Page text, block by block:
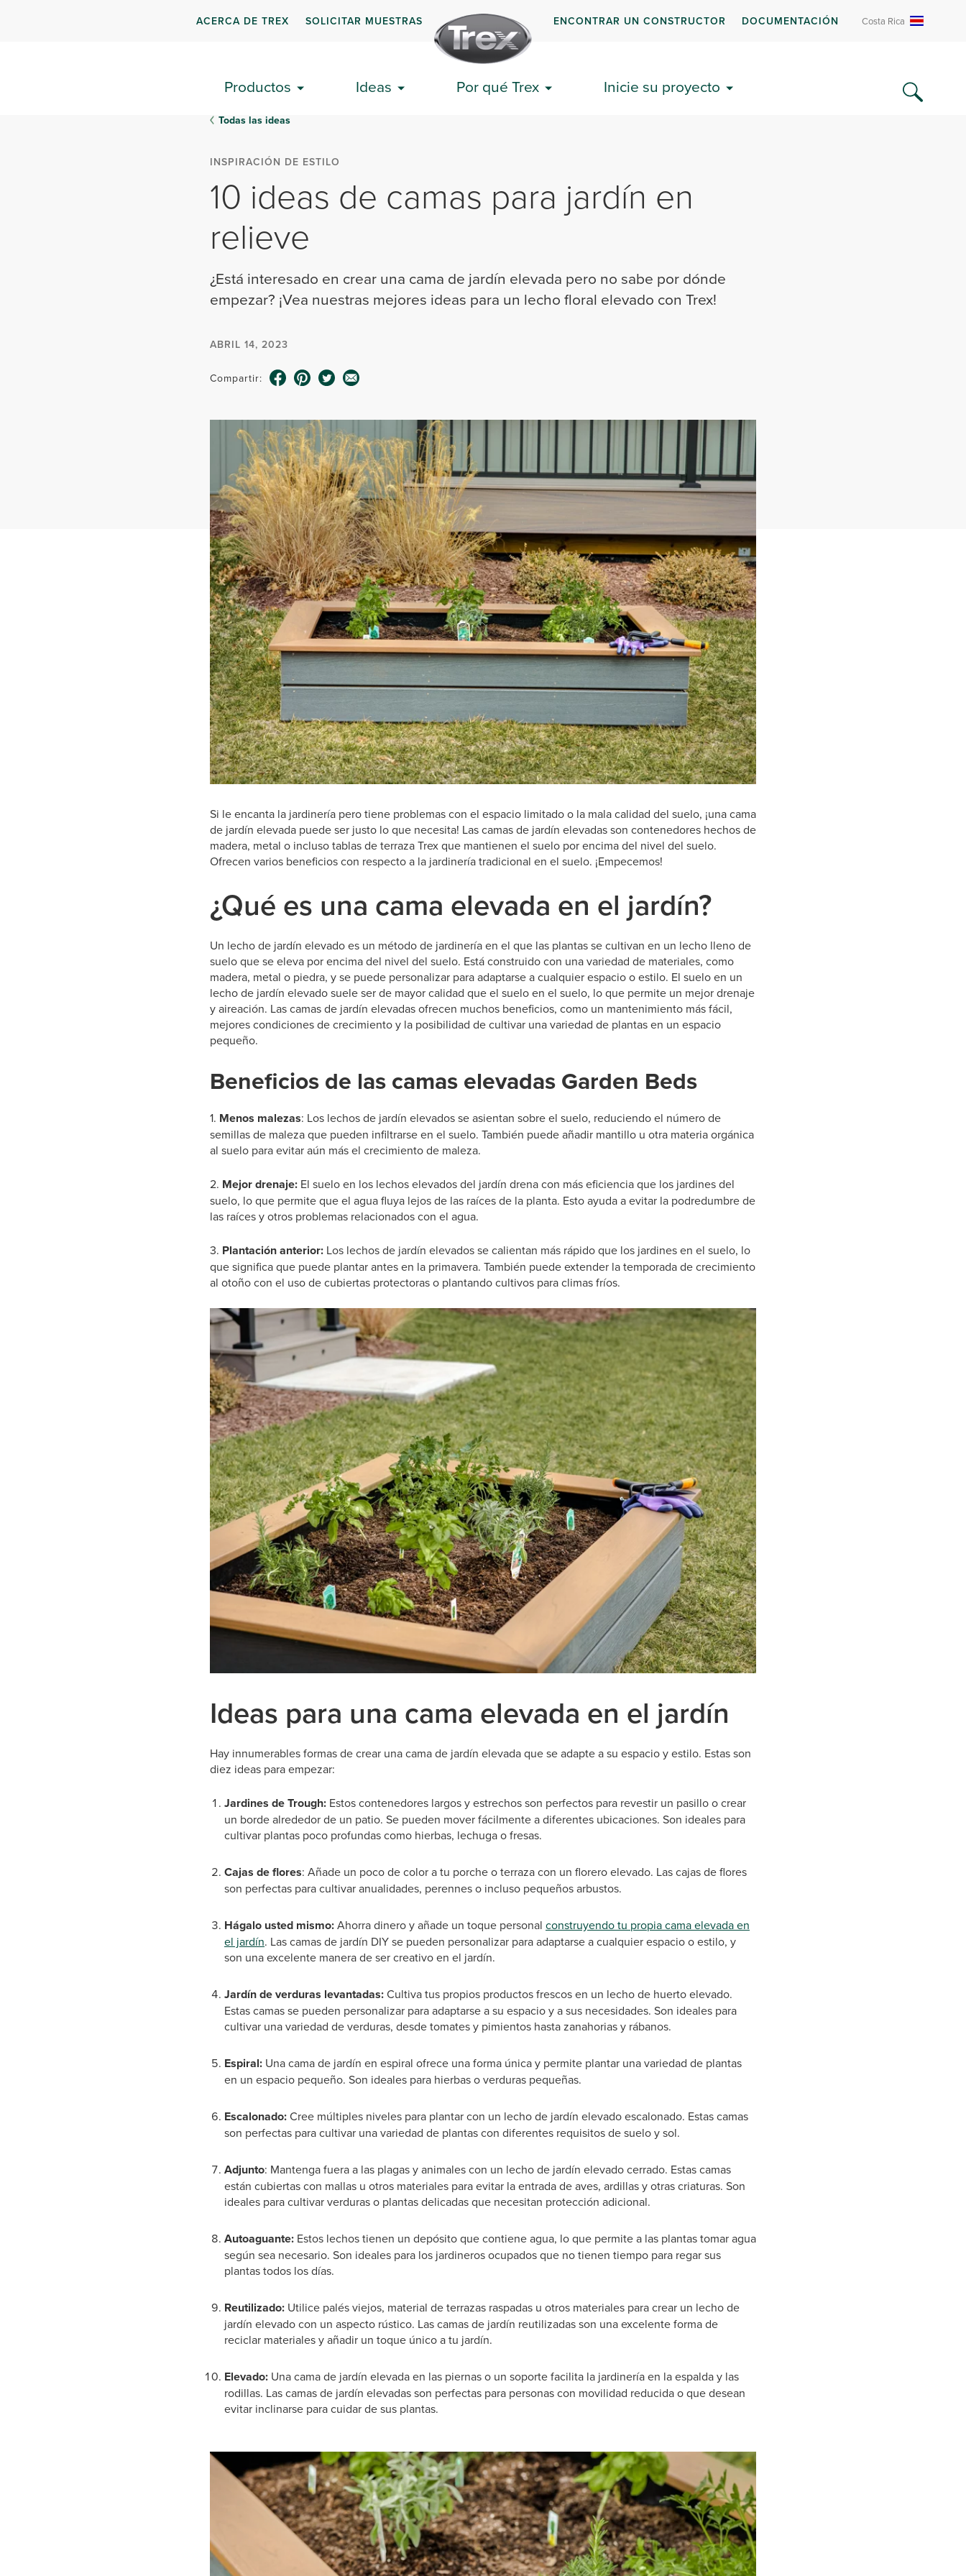
ACERCA DE TREX SOLICITAR MUESTRAS ENCONTRAR UN CONSTRUCTOR DOCUMENTACIÓN Costa Rica
Productos Ideas Por qué Trex Inicie su proyecto
Todas las ideas
INSPIRACIÓN DE ESTILO
10 ideas de camas para jardín en
relieve
¿Está interesado en crear una cama de jardín elevada pero no sabe por dónde
empezar? ¡Vea nuestras mejores ideas para un lecho floral elevado con Trex!
ABRIL 14, 2023
Compartir:
Si le encanta la jardinería pero tiene problemas con el espacio limitado o la mala calidad del suelo, ¡una cama
de jardín elevada puede ser justo lo que necesita! Las camas de jardín elevadas son contenedores hechos de
madera, metal o incluso tablas de terraza Trex que mantienen el suelo por encima del nivel del suelo.
Ofrecen varios beneficios con respecto a la jardinería tradicional en el suelo. ¡Empecemos!
¿Qué es una cama elevada en el jardín?
Un lecho de jardín elevado es un método de jardinería en el que las plantas se cultivan en un lecho lleno de
suelo que se eleva por encima del nivel del suelo. Está construido con una variedad de materiales, como
madera, metal o piedra, y se puede personalizar para adaptarse a cualquier espacio o estilo. El suelo en un
lecho de jardín elevado suele ser de mayor calidad que el suelo en el suelo, lo que permite un mejor drenaje
y aireación. Las camas de jardín elevadas ofrecen muchos beneficios, como un mantenimiento más fácil,
mejores condiciones de crecimiento y la posibilidad de cultivar una variedad de plantas en un espacio
pequeño.
Beneficios de las camas elevadas Garden Beds
1. Menos malezas: Los lechos de jardín elevados se asientan sobre el suelo, reduciendo el número de
semillas de maleza que pueden infiltrarse en el suelo. También puede añadir mantillo u otra materia orgánica
al suelo para evitar aún más el crecimiento de maleza.
2. Mejor drenaje: El suelo en los lechos elevados del jardín drena con más eficiencia que los jardines del
suelo, lo que permite que el agua fluya lejos de las raíces de la planta. Esto ayuda a evitar la podredumbre de
las raíces y otros problemas relacionados con el agua.
3. Plantación anterior: Los lechos de jardín elevados se calientan más rápido que los jardines en el suelo, lo
que significa que puede plantar antes en la primavera. También puede extender la temporada de crecimiento
al otoño con el uso de cubiertas protectoras o plantando cultivos para climas fríos.
Ideas para una cama elevada en el jardín
Hay innumerables formas de crear una cama de jardín elevada que se adapte a su espacio y estilo. Estas son
diez ideas para empezar:
Jardines de Trough: Estos contenedores largos y estrechos son perfectos para revestir un pasillo o crear
un borde alrededor de un patio. Se pueden mover fácilmente a diferentes ubicaciones. Son ideales para
cultivar plantas poco profundas como hierbas, lechuga o fresas.
Cajas de flores: Añade un poco de color a tu porche o terraza con un florero elevado. Las cajas de flores
son perfectas para cultivar anualidades, perennes o incluso pequeños arbustos.
Hágalo usted mismo:Ahorra dinero y añade un toque personal construyendo tu propia cama elevada en
el jardín. Las camas de jardín DIY se pueden personalizar para adaptarse a cualquier espacio o estilo, y
son una excelente manera de ser creativo en el jardín.
Jardín de verduras levantadas:Cultiva tus propios productos frescos en un lecho de huerto elevado.
Estas camas se pueden personalizar para adaptarse a su espacio y a sus necesidades. Son ideales para
cultivar una variedad de verduras, desde tomates y pimientos hasta zanahorias y rábanos.
Espiral: Una cama de jardín en espiral ofrece una forma única y permite plantar una variedad de plantas
en un espacio pequeño. Son ideales para hierbas o verduras pequeñas.
Escalonado:Cree múltiples niveles para plantar con un lecho de jardín elevado escalonado. Estas camas
son perfectas para cultivar una variedad de plantas con diferentes requisitos de suelo y sol.
Adjunto: Mantenga fuera a las plagas y animales con un lecho de jardín elevado cerrado. Estas camas
están cubiertas con mallas u otros materiales para evitar la entrada de aves, ardillas y otras criaturas. Son
ideales para cultivar verduras o plantas delicadas que necesitan protección adicional.
Autoaguante: Estos lechos tienen un depósito que contiene agua, lo que permite a las plantas tomar agua
según sea necesario. Son ideales para los jardineros ocupados que no tienen tiempo para regar sus
plantas todos los días.
Reutilizado: Utilice palés viejos, material de terrazas raspadas u otros materiales para crear un lecho de
jardín elevado con un aspecto rústico. Las camas de jardín reutilizadas son una excelente forma de
reciclar materiales y añadir un toque único a tu jardín.
Elevado: Una cama de jardín elevada en las piernas o un soporte facilita la jardinería en la espalda y las
rodillas. Las camas de jardín elevadas son perfectas para personas con movilidad reducida o que desean
evitar inclinarse para cuidar de sus plantas.